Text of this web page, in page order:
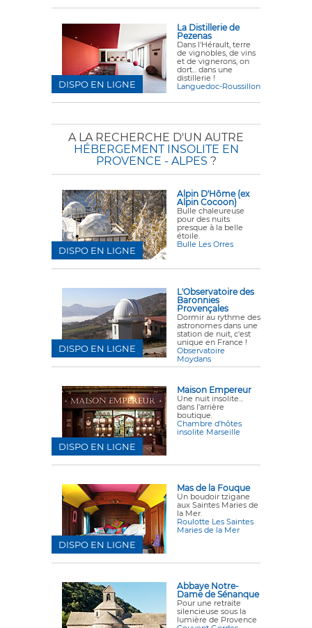
La Distillerie de
Pezenas
Dans l'Hérault, terre
de vignobles, de vins
et de vignerons, on
dort... dans une
distillerie !
Languedoc-Roussillon
DISPO EN LIGNE
A LA RECHERCHE D'UN AUTRE
HÉBERGEMENT INSOLITE EN
PROVENCE - ALPES ?
Alpin D'Hôme (ex
Alpin Cocoon)
Bulle chaleureuse
pour des nuits
presque à la belle
étoile.
Bulle Les Orres
DISPO EN LIGNE
L'Observatoire des
Baronnies
Provençales
Dormir au rythme des
astronomes dans une
station de nuit, c'est
unique en France !
Observatoire
Moydans
DISPO EN LIGNE
Maison Empereur
Une nuit insolite...
dans l'arrière
boutique.
Chambre d'hôtes
insolite Marseille
DISPO EN LIGNE
Mas de la Fouque
Un boudoir tzigane
aux Saintes Maries de
la Mer.
Roulotte Les Saintes
Maries de la Mer
DISPO EN LIGNE
Abbaye Notre-
Dame de Sénanque
Pour une retraite
silencieuse sous la
lumière de Provence